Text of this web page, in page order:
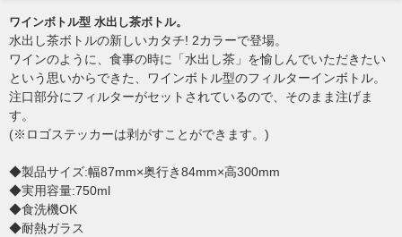
ワインボトル型 水出し茶ボトル。
水出し茶ボトルの新しいカタチ! 2カラーで登場。
ワインのように、食事の時に「水出し茶」を愉しんでいただきたい
という思いからできた、ワインボトル型のフィルターインボトル。
注口部分にフィルターがセットされているので、そのまま注げま
す。
(※ロゴステッカーは剥がすことができます。)
◆製品サイズ:幅87mm×奥行き84mm×高300mm
◆実用容量:750ml
◆食洗機OK
◆耐熱ガラス